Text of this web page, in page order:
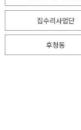
집수리사업단
후청동